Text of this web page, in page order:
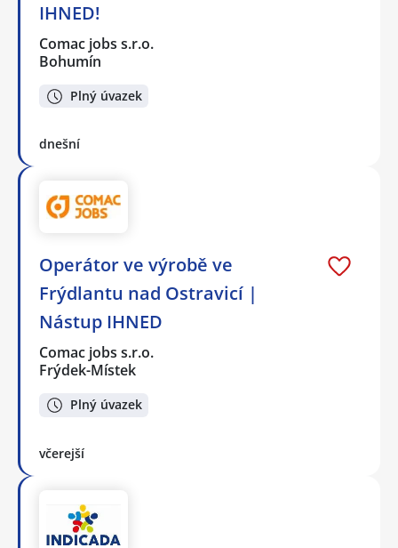
IHNED!
Comac jobs s.r.o.
Bohumín
Plný úvazek
dnešní
Operátor ve výrobě ve
Frýdlantu nad Ostravicí |
Nástup IHNED
Comac jobs s.r.o.
Frýdek-Místek
Plný úvazek
včerejší